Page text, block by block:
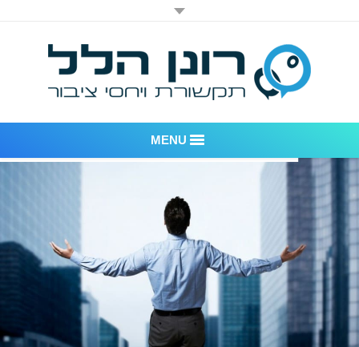
MENU
דוגמאות לעבודות שביצענו
לקוחות – משרד יחסי ציבור רונן הלל
חדר חדשות